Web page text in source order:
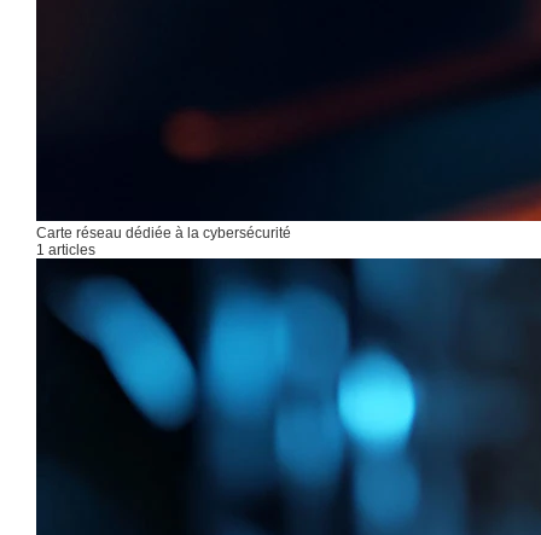
Carte réseau dédiée à la cybersécurité
1 articles